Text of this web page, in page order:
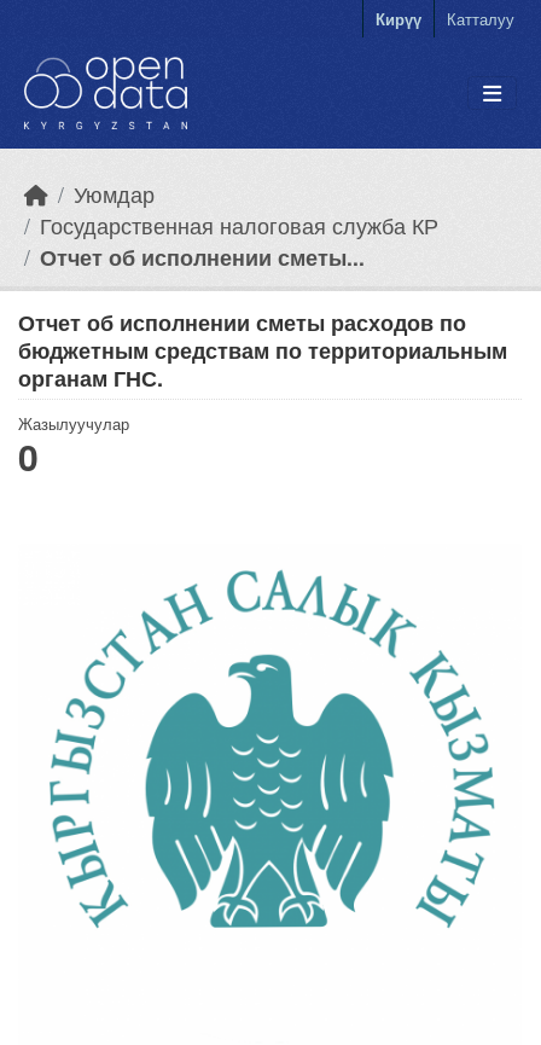
Кирүү Катталуу
Уюмдар
Государственная налоговая служба КР
Отчет об исполнении сметы...
Отчет об исполнении сметы расходов по
бюджетным средствам по территориальным
органам ГНС.
Жазылуучулар
0